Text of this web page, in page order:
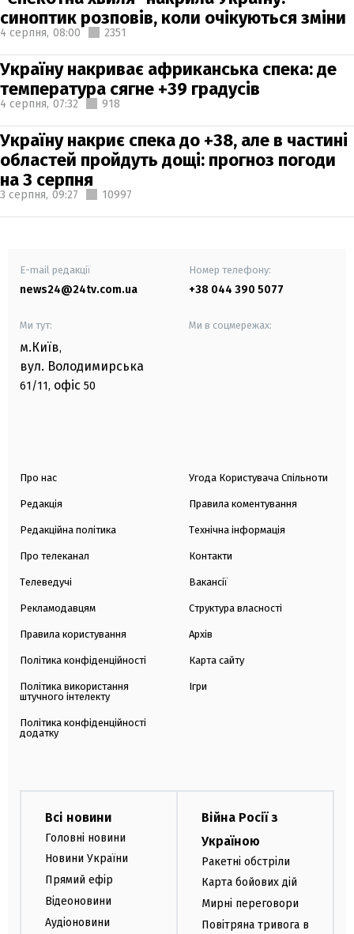
синоптик розповів, коли очікуються зміни
4 серпня, 08:00 2351
Україну накриває африканська спека: де
температура сягне +39 градусів
4 серпня, 07:32 918
Україну накриє спека до +38, але в частині
областей пройдуть дощі: прогноз погоди
на 3 серпня
3 серпня, 09:27 10997
E-mail редакції
news24@24tv.com.ua
Номер телефону:
+38 044 390 5077
Ми тут:
м.Київ,
вул. Володимирська
61/11, офіс 50
Ми в соцмережах:
Про нас
Редакція
Редакційна політика
Про телеканал
Телеведучі
Рекламодавцям
Правила користування
Політика конфіденційності
Політика використання
штучного інтелекту
Політика конфіденційності
додатку
Угода Користувача Спільноти
Правила коментування
Технічна інформація
Контакти
Вакансії
Структура власності
Архів
Карта сайту
Ігри
Всі новини
Головні новини
Новини України
Прямий ефір
Відеоновини
Аудіоновини
Війна Росії з
Україною
Ракетні обстріли
Карта бойових дій
Мирні переговори
Повітряна тривога в